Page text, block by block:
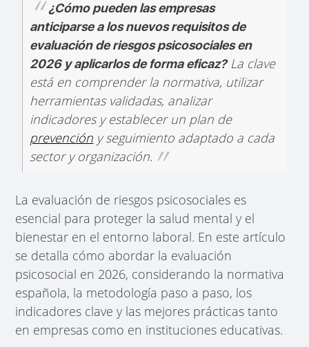
¿Cómo pueden las empresas
anticiparse a los nuevos requisitos de
evaluación de riesgos psicosociales en
2026 y aplicarlos de forma eficaz?La clave
está en comprender la normativa, utilizar
herramientas validadas, analizar
indicadores y establecer un plan de
prevención y seguimiento adaptado a cada
sector y organización.
La evaluación de riesgos psicosociales es
esencial para proteger la salud mental y el
bienestar en el entorno laboral. En este artículo
se detalla cómo abordar la evaluación
psicosocial en 2026, considerando la normativa
española, la metodología paso a paso, los
indicadores clave y las mejores prácticas tanto
en empresas como en instituciones educativas.